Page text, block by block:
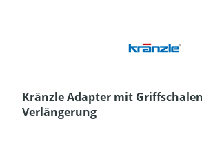
Kränzle Adapter mit
Verlängerung